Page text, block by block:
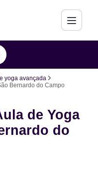
yoga avançada
Bernardo do Campo
de Yoga
do